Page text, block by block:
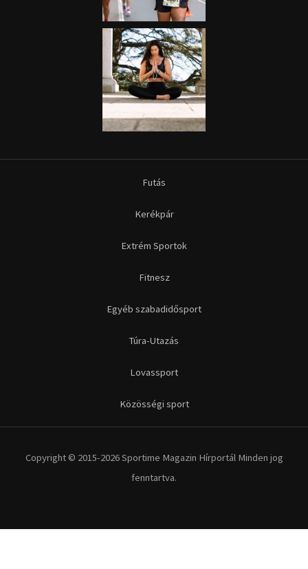
Futás
Kerékpár
Extrém Sportok
Fitnesz
Egyéb szabadidősport
Túra-Utazás
Lovassport
Közösségi sport
Copyright © 2015-2026 Sportime Magazin Hírportál Minden jog
fenntartva.